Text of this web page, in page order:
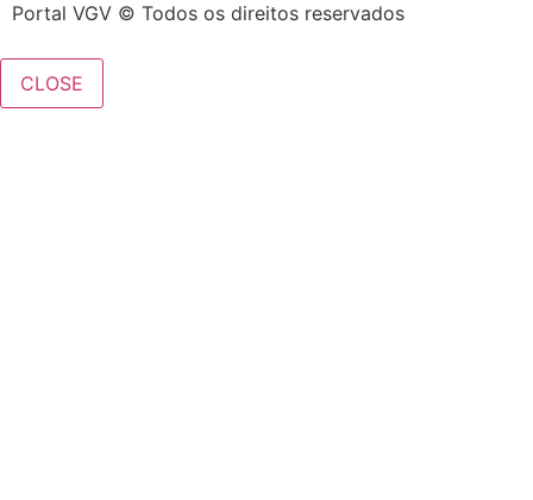
Portal VGV © Todos os direitos reservados
CLOSE